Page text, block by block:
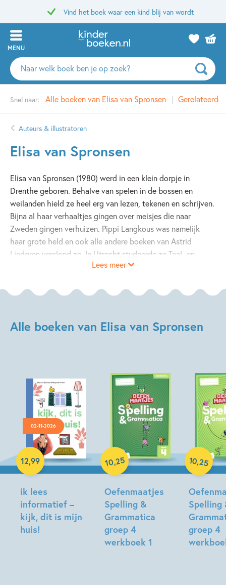
Vind het boek waar een kind blij van wordt
MENU
Zoeken
naar
auteurs
en
uitgevers
Snel naar: Alle boeken van Elisa van Spronsen Gerelateerde
Auteurs & illustratoren
Elisa van Spronsen
Elisa van Spronsen (1980) werd in een klein dorpje in
Drenthe geboren. Behalve van spelen in de bossen en
weilanden hield ze heel erg van lezen, tekenen en schrijven.
Bijna al haar verhaaltjes gingen over meisjes die naar
Zweden gingen verhuizen. Pippi Langkous was namelijk
haar grote held en ook alle andere boeken van Astrid
Lindgren verslond ze. In Utrecht studeerde ze Taal- en
Cultuurstudies en daarna werkte ze als projectredacteur
jeugdboekenschrijver is ze eigenaar van buro stylo en
Lees meer
Alle boeken van Elisa van Spronsen
02-11-2026
ik lees
informatief –
kijk, dit is mijn
huis!
12,99
Hardcover
Oefenmaatjes
Spelling &
Grammatica
groep 4
werkboek 1
10,25
Paperback
Spelling
groep 4
10,25
Paperback